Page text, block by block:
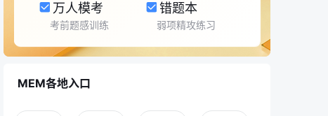
万人模考
考前题感训练
错题本
弱项精攻练习
MEM各地入口